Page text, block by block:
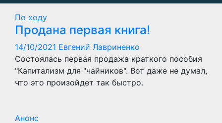
По ходу
Продана первая книга!
14/10/2021 Евгений Лавриненко
Состоялась первая продажа краткого пособия
"Капитализм для "чайников". Вот даже не думал,
что это произойдет так быстро.
Анонс